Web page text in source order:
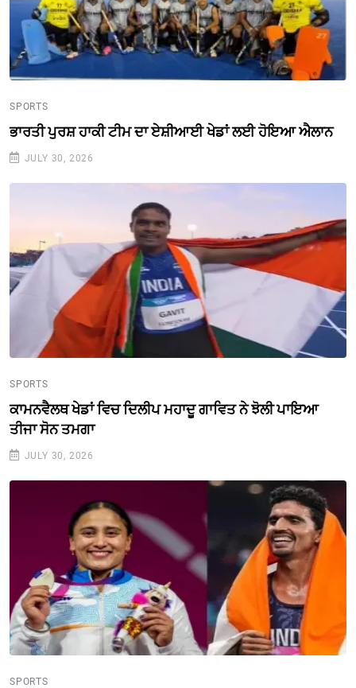
SPORTS
ਭਾਰਤੀ ਪੁਰਸ਼ ਹਾਕੀ ਟੀਮ ਦਾ ਏਸ਼ੀਆਈ ਖੇਡਾਂ ਲਈ ਹੋਇਆ ਐਲਾਨ
JULY 30, 2026
SPORTS
ਕਾਮਨਵੈਲਥ ਖੇਡਾਂ ਵਿਚ ਦਿਲੀਪ ਮਹਾਦੂ ਗਾਵਿਤ ਨੇ ਝੋਲੀ ਪਾਇਆ
ਤੀਜਾ ਸੋਨ ਤਮਗਾ
JULY 30, 2026
SPORTS